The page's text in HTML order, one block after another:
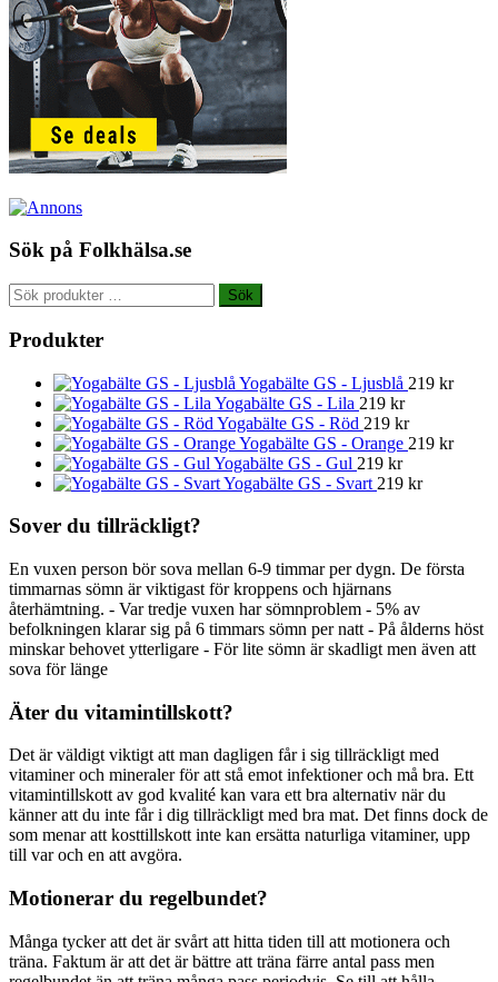
Sök på Folkhälsa.se
Sök
efter:
Sök
Produkter
Yogabälte GS - Ljusblå 219 kr
Yogabälte GS - Lila 219 kr
Yogabälte GS - Röd 219 kr
Yogabälte GS - Orange 219 kr
Yogabälte GS - Gul 219 kr
Yogabälte GS - Svart 219 kr
Sover du tillräckligt?
En vuxen person bör sova mellan 6-9 timmar per dygn. De första
timmarnas sömn är viktigast för kroppens och hjärnans
återhämtning. - Var tredje vuxen har sömnproblem - 5% av
befolkningen klarar sig på 6 timmars sömn per natt - På ålderns höst
minskar behovet ytterligare - För lite sömn är skadligt men även att
sova för länge
Äter du vitamintillskott?
Det är väldigt viktigt att man dagligen får i sig tillräckligt med
vitaminer och mineraler för att stå emot infektioner och må bra. Ett
vitamintillskott av god kvalité kan vara ett bra alternativ när du
känner att du inte får i dig tillräckligt med bra mat. Det finns dock de
som menar att kosttillskott inte kan ersätta naturliga vitaminer, upp
till var och en att avgöra.
Motionerar du regelbundet?
Många tycker att det är svårt att hitta tiden till att motionera och
träna. Faktum är att det är bättre att träna färre antal pass men